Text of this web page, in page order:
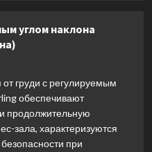
углом наклона
груди с регулируемым
обеспечивают
продолжительную
зала, характеризуются
при